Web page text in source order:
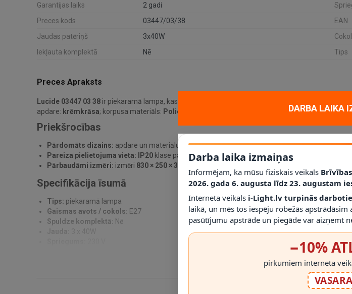
Garantijas laiks
2 gadi
Preces kods
03447/03/38 EAN
Jaudas patēriņš
3x40W
Iekļauta komplektā
Nē Tips
Preces Apraksts
Lucide 03447 03 38 ir piekaramā lampa, kas paredzēta praktiskam un dekoratīvam
apdare: krēmkrāsa; korpusa materiāls: Poliesters ; jauda3 x 40W;
Priekšrocības
Pārdomāts dizains: apdare un materiālu kombinācija palīdz šim modelim iederēties
Pareiza pielietojuma vieta:
IP20 klase palīdz noteikt, kur gaismekli drīkst droši izmantot.
Pārbaudāmi izmēri: izmēri 830 × 250 × 380 mm ļauj pirms montāžas novērtēt proporcijas un
Specifikācija īsumā
Tips: piekaramā lampa
Gaismas avots / cokols: E27
Spuldze komplektā: Nē
3 x 40W
DARBA LAIKA
Darba laika izmaiņas
Informējam, ka mūsu fiziskais veikals
2026. gada 6. augusta līdz 23. augustam
Interneta veikals i-Light.lv turpinās
laikā, un mēs tos iespēju robežās
pasūtījumu apstrāde un piegāde var aizņemt
−10%
pirkumiem interneta